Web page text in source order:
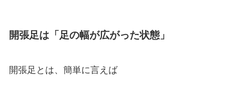
開張足は「足の幅が広がった状態」
開張足とは、簡単に言えば